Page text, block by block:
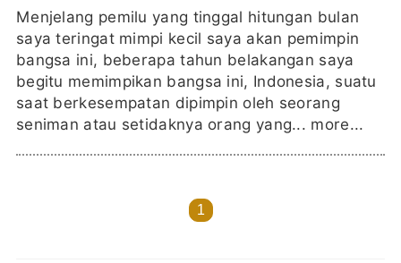
Menjelang pemilu yang tinggal hitungan bulan
saya teringat mimpi kecil saya akan pemimpin
bangsa ini, beberapa tahun belakangan saya
begitu memimpikan bangsa ini, Indonesia, suatu
saat berkesempatan dipimpin oleh seorang
seniman atau setidaknya orang yang... more...
1